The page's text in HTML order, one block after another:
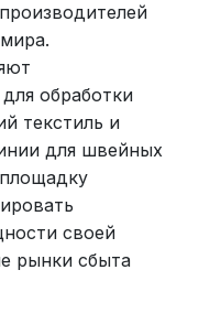
обработки
текстиль и
для швейных
своей
рынки сбыта